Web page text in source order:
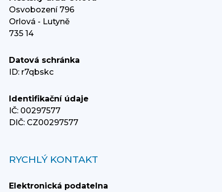
Osvobození 796
Orlová - Lutyně
735 14
Datová schránka
ID: r7qbskc
Identifikační údaje
IČ: 00297577
DIČ: CZ00297577
RYCHLÝ KONTAKT
Elektronická podatelna